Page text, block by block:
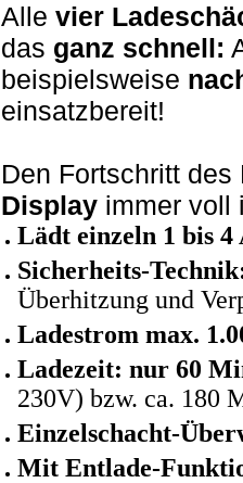
Alle vier
das ganz schnell:
beispielsweise
einsatzbereit!
Den Fortschritt
Display immer voll
Lädt einzeln 1 bis 4
Sicherheits-
Überhitzung und
Ladestrom max.
Ladezeit: nur 60
230V) bzw. ca. 180
Einzelschacht-
Mit Entlade-